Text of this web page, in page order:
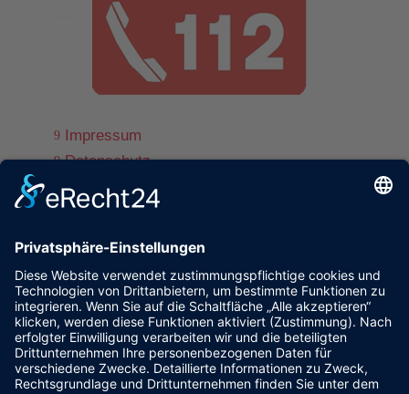
9 Impressum
9 Datenschutz
© www.ff-st-andrae.com
powered by trend-media